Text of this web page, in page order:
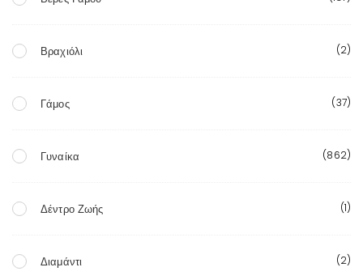
Βραχιόλι (2)
Γάμος (37)
Γυναίκα (862)
Δέντρο Ζωής (1)
Διαμάντι (2)